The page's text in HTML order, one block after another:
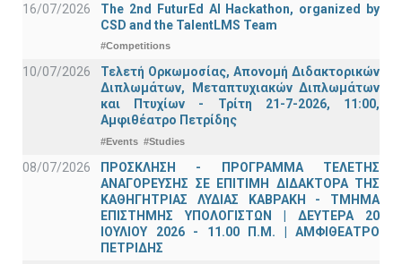
16/07/2026
The 2nd FuturEd AI Hackathon, organized by
CSD and the TalentLMS Team
#Competitions
10/07/2026
Τελετή Ορκωμοσίας, Απονομή Διδακτορικών
Διπλωμάτων, Μεταπτυχιακών Διπλωμάτων
και Πτυχίων - Τρίτη 21-7-2026, 11:00,
Αμφιθέατρο Πετρίδης
#Events #Studies
08/07/2026
ΠΡΟΣΚΛΗΣΗ - ΠΡΟΓΡΑΜΜΑ ΤΕΛΕΤΗΣ
ΑΝΑΓΟΡΕΥΣΗΣ ΣΕ ΕΠΙΤΙΜΗ ΔΙΔΑΚΤΟΡΑ ΤΗΣ
ΚΑΘΗΓΗΤΡΙΑΣ ΛΥΔΙΑΣ ΚΑΒΡΑΚΗ - ΤΜΗΜΑ
ΕΠΙΣΤΗΜΗΣ ΥΠΟΛΟΓΙΣΤΩΝ | ΔΕΥΤΕΡΑ 20
ΙΟΥΛΙΟΥ 2026 - 11.00 Π.Μ. | ΑΜΦΙΘΕΑΤΡΟ
ΠΕΤΡΙΔΗΣ